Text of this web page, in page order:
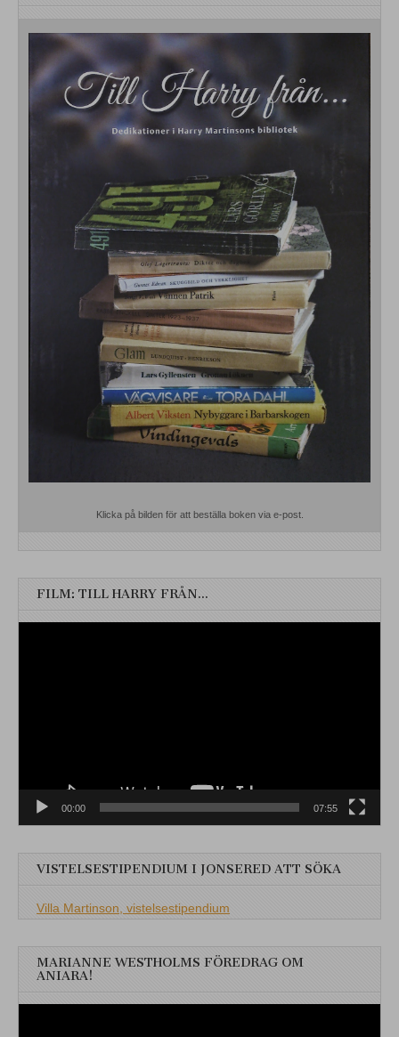
Klicka på bilden för att beställa boken via e-post.
FILM: TILL HARRY FRÅN…
00:00 07:55
VISTELSESTIPENDIUM I JONSERED ATT SÖKA
Villa Martinson, vistelsestipendium
MARIANNE WESTHOLMS FÖREDRAG OM
ANIARA!